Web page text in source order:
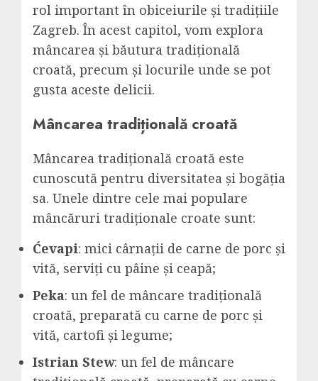
rol important în obiceiurile și tradițiile
Zagreb. În acest capitol, vom explora
mâncarea și băutura tradițională
croată, precum și locurile unde se pot
gusta aceste delicii.
Mâncarea tradițională croată
Mâncarea tradițională croată este
cunoscută pentru diversitatea și bogăția
sa. Unele dintre cele mai populare
mâncăruri tradiționale croate sunt:
Ćevapi: mici cârnații de carne de porc și
vită, serviți cu pâine și ceapă;
Peka: un fel de mâncare tradițională
croată, preparată cu carne de porc și
vită, cartofi și legume;
Istrian Stew: un fel de mâncare